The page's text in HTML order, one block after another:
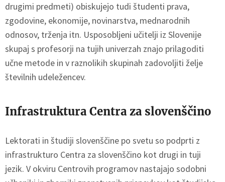
drugimi predmeti) obiskujejo tudi študenti prava,
zgodovine, ekonomije, novinarstva, mednarodnih
odnosov, trženja itn. Usposobljeni učitelji iz Slovenije
skupaj s profesorji na tujih univerzah znajo prilagoditi
učne metode in v raznolikih skupinah zadovoljiti želje
številnih udeležencev.
Infrastruktura Centra za slovenščino
Lektorati in študiji slovenščine po svetu so podprti z
infrastrukturo Centra za slovenščino kot drugi in tuji
jezik. V okviru Centrovih programov nastajajo sodobni